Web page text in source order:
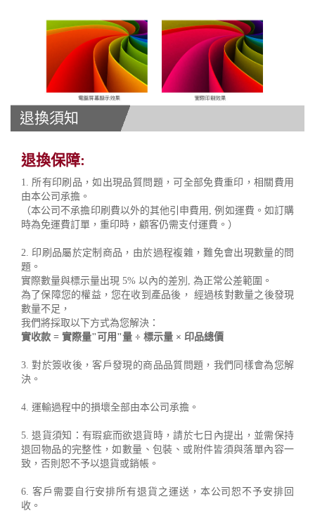
退換須知
退換保障:
1. 所有印刷品，如出現品質問題，可全部免費重印，相關費用
由本公司承擔。
（本公司不承擔印刷費以外的其他引申費用, 例如運費。如訂購
時為免運費訂單，重印時，顧客仍需支付運費。）
2. 印刷品屬於定制商品，由於過程複雜，難免會出現數量的問
題。
實際數量與標示量出現 5% 以內的差別, 為正常公差範圍。
為了保障您的權益，您在收到產品後， 經過核對數量之後發現
數量不足，
我們將採取以下方式為您解決：
實收款 = 實際量"可用"量 ÷ 標示量 × 印品總價
3. 對於簽收後，客戶發現的商品品質問題，我們同樣會為您解
決。
4. 運輸過程中的損壞全部由本公司承擔。
5. 退貨須知：有瑕疵而欲退貨時，請於七日內提出，並需保持
退回物品的完整性，如數量、包裝、或附件皆須與落單內容一
致，否則恕不予以退貨或銷帳。
6. 客戶需要自行安排所有退貨之運送，本公司恕不予安排回
收。